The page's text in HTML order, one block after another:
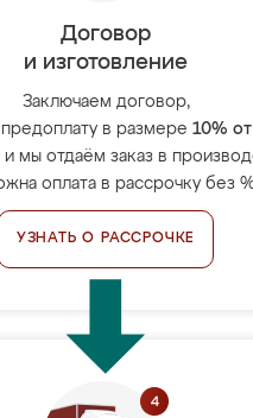
Договор
и изготовление
Заключаем договор,
в размере 10%
и мы отдаём заказ в
оплата в рассрочку без
УЗНАТЬ О РАССРОЧКЕ